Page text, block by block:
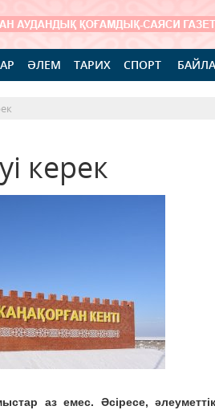
ӘЛЕМ ТАРИХ СПОРТ
керек
аз емес. Әсіресе,